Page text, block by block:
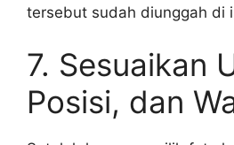
tersebut sudah diunggah di
7. Sesuaikan
Posisi, dan